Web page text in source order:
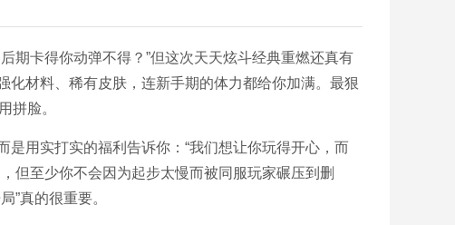
期卡得你动弹不得？”但这次天天炫斗经典重燃还真有
化材料、稀有皮肤，连新手期的体力都给你加满。最狠
拼脸。
用实打实的福利告诉你：“我们想让你玩得开心，而
但至少你不会因为起步太慢而被同服玩家碾压到删
”真的很重要。